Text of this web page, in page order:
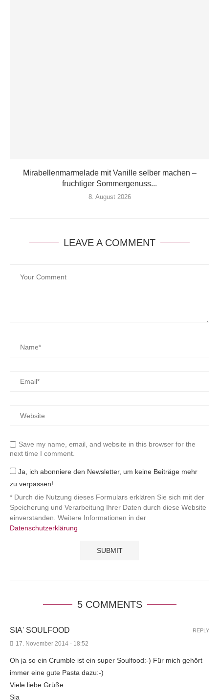
Mirabellenmarmelade mit Vanille selber machen –
fruchtiger Sommergenuss...
8. August 2026
LEAVE A COMMENT
Save my name, email, and website in this browser for the
next time I comment.
Ja, ich abonniere den Newsletter, um keine Beiträge mehr
zu verpassen!
* Durch die Nutzung dieses Formulars erklären Sie sich mit der
Speicherung und Verarbeitung Ihrer Daten durch diese Website
einverstanden. Weitere Informationen in der
Datenschutzerklärung
5 COMMENTS
SIA' SOULFOOD
17. November 2014 - 18:52
Oh ja so ein Crumble ist ein super Soulfood:-) Für mich gehört
immer eine gute Pasta dazu:-)
Viele liebe Grüße
Sia
REPLY